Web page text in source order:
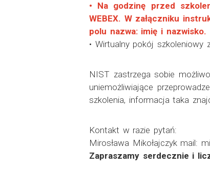
• Na godzinę przed
WEBEX. W załączniku
polu nazwa: imię i nazwisko.
• Wirtualny pokój
NIST zastrzega sobie
uniemożliwiające
szkolenia, informacja taka
Kontakt w razie pytań:
Mirosława Mikołajczyk mail:
Zapraszamy serdecznie i